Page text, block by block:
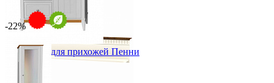
Комод 113 для прихожей Пенни
от 50 778 ₽
от 65 100 ₽
-22%